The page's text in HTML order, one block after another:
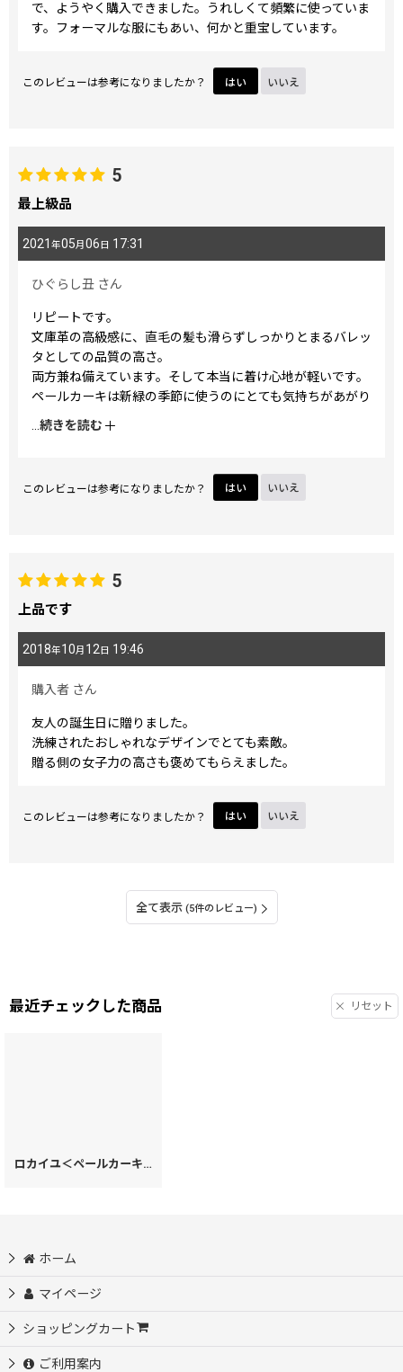
で、ようやく購入できました。うれしくて頻繁に使っていま
す。フォーマルな服にもあい、何かと重宝しています。
このレビューは参考になりましたか？ はい いいえ
5
最上級品
2021 年05月06日 17:31
ひぐらし丑 さん
リピートです。
文庫革の高級感に、直毛の髪も滑らずしっかりとまるバレッ
タとしての品質の高さ。
両方兼ね備えています。そして本当に着け心地が軽いです。
ペールカーキは新緑の季節に使うのにとても気持ちがあがり
ます。
一年近く入荷を待ってようやく購入できました。
続きを読む
このレビューは参考になりましたか？ はい いいえ
5
上品です
2018年10月 12日 19:46
購入者 さん
友人の誕生日に贈りました。
洗練されたおしゃれなデザインでとても素敵。
贈る側の女子力の高さも褒めてもらえました。
このレビューは参考になりましたか？ はい いいえ
全て表示 (5件のレビュー)
最近チェックした商品 リセット
ロカイユ＜ペールカーキ＞ バレッタ［t］
ホーム
マイページ
ショッピングカート
ご利用案内